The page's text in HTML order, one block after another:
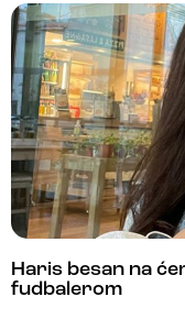
Haris besan na
fudbalerom